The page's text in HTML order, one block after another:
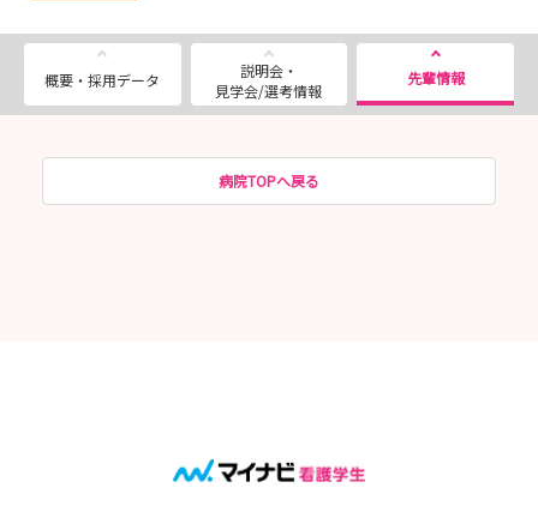
概要・採用データ
説明会・
見学会/選考情報
先輩情報
病院TOPへ戻る